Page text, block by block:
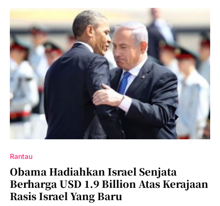
Rantau
Obama Hadiahkan Israel Senjata
Berharga USD 1.9 Billion Atas Kerajaan
Rasis Israel Yang Baru